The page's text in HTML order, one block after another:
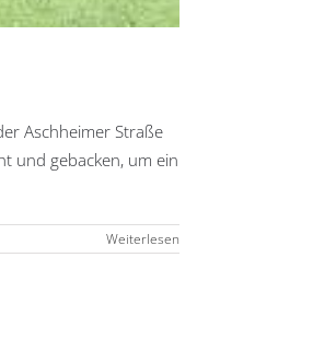
Aschheimer Straße
und gebacken, um ein
Weiterlesen